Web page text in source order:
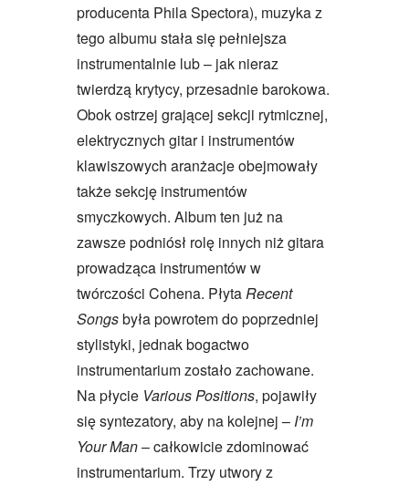
producenta Phila Spectora), muzyka z
tego albumu stała się pełniejsza
instrumentalnie lub – jak nieraz
twierdzą krytycy, przesadnie barokowa.
Obok ostrzej grającej sekcji rytmicznej,
elektrycznych gitar i instrumentów
klawiszowych aranżacje obejmowały
także sekcję instrumentów
smyczkowych. Album ten już na
zawsze podniósł rolę innych niż gitara
prowadząca instrumentów w
twórczości Cohena. PłytaRecent
Songsbyła powrotem do poprzedniej
stylistyki, jednak bogactwo
instrumentarium zostało zachowane.
Na płycie Various Positions, pojawiły
się syntezatory, aby na kolejnej – I’m
Your Man– całkowicie zdominować
instrumentarium. Trzy utwory z